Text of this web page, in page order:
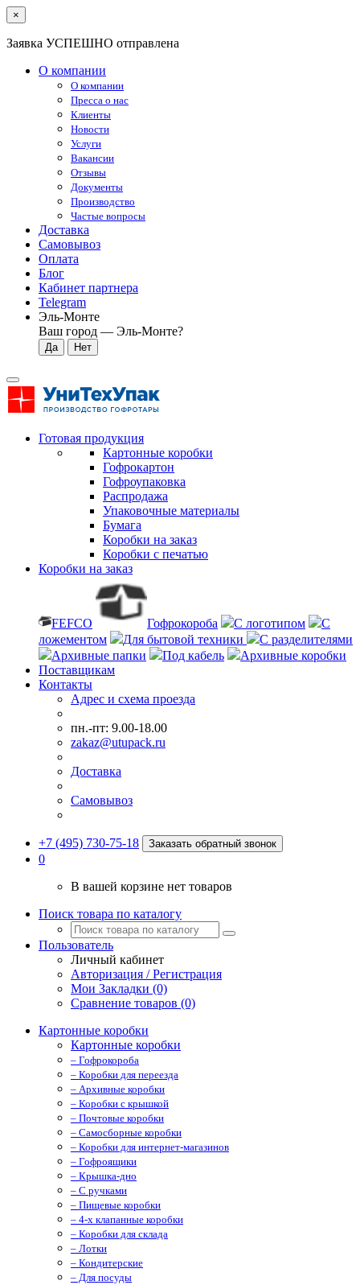
×
Заявка УСПЕШНО отправлена
О компании
О компании
Пресса о нас
Клиенты
Новости
Услуги
Вакансии
Отзывы
Документы
Производство
Частые вопросы
Доставка
Самовывоз
Оплата
Блог
Кабинет партнера
Telegram
Эль-Монте
Ваш город — Эль-Монте?
Готовая продукция
Картонные коробки
Гофрокартон
Гофроупаковка
Распродажа
Упаковочные материалы
Бумага
Коробки на заказ
Коробки с печатью
Коробки на заказ
FEFCO Гофрокороба С логотипом
С
ложементом
Для бытовой техники
С разделителями
Архивные папки
Под кабель
Архивные коробки
Поставщикам
Контакты
Адрес и схема проезда
пн.-пт: 9.00-18.00
zakaz@utupack.ru
Доставка
Самовывоз
+7 (495) 730-75-18 Заказать обратный звонок
0
В вашей корзине нет товаров
Поиск товара по каталогу
Пользователь
Личный кабинет
Авторизация / Регистрация
Мои Закладки (0)
Сравнение товаров (0)
Картонные коробки
Картонные коробки
– Гофрокороба
– Коробки для переезда
– Архивные коробки
– Коробки с крышкой
– Почтовые коробки
– Самосборные коробки
– Коробки для интернет-магазинов
– Гофроящики
– Крышка-дно
– С ручками
– Пищевые коробки
– 4-х клапанные коробки
– Коробки для склада
– Лотки
– Кондитерские
– Для посуды